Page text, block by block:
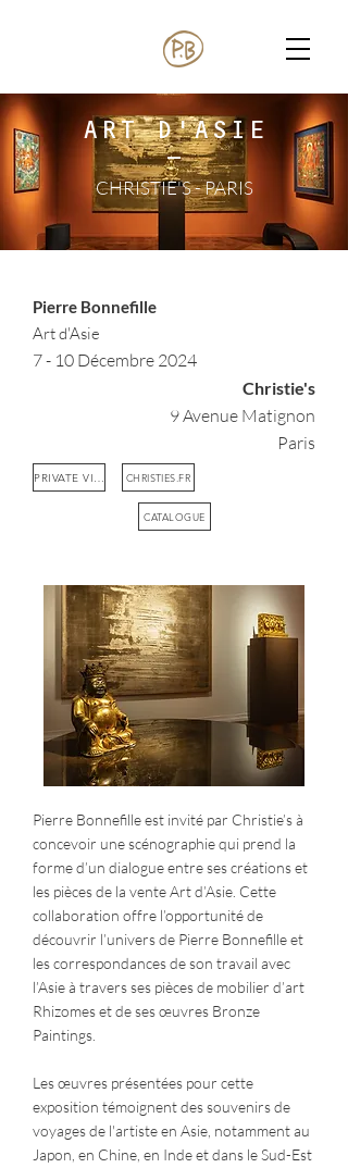
ART D'ASIE
-
CHRISTIE'S - PARIS
Pierre Bonnefille
Art d'Asie
7 - 10 Décembre 2024
Christie's
9 Avenue Matignon
Paris
CHRISTIES.FR
CATALOGUE
Pierre Bonnefille est invité par Christie’s à
concevoir une scénographie qui prend la
forme d’un dialogue entre ses créations et
les pièces de la vente Art d’Asie. Cette
collaboration offre l’opportunité de
découvrir l’univers de Pierre Bonnefille et
les correspondances de son travail avec
l’Asie à travers ses pièces de mobilier d’art
Rhizomes et de ses œuvres Bronze
Paintings.
Les œuvres présentées pour cette
exposition témoignent des souvenirs de
voyages de l'artiste en Asie, notamment au
Japon, en Chine, en Inde et dans le Sud-Est